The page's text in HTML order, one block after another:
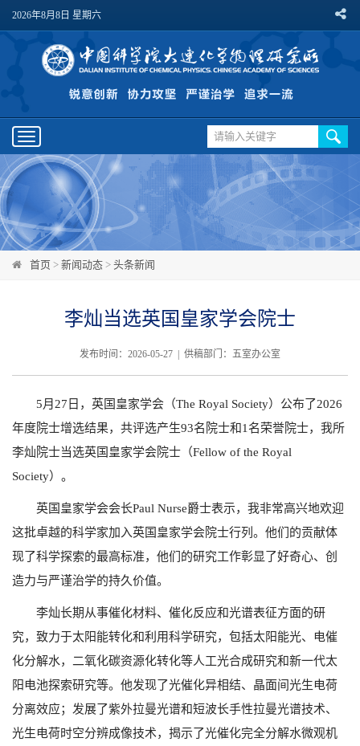
2026年8月8日 星期六
Toggle
navigation
首页 > 新闻动态 > 头条新闻
李灿当选英国皇家学会院士
发布时间：2026-05-27 | 供稿部门：五室办公室
5月27日，英国皇家学会（The Royal Society）公布了2026
年度院士增选结果，共评选产生93名院士和1名荣誉院士，我所
李灿院士当选英国皇家学会院士（Fellow of the Royal
Society）。
英国皇家学会会长Paul Nurse爵士表示，我非常高兴地欢迎
这批卓越的科学家加入英国皇家学会院士行列。他们的贡献体
现了科学探索的最高标准，他们的研究工作彰显了好奇心、创
造力与严谨治学的持久价值。
李灿长期从事催化材料、催化反应和光谱表征方面的研
究，致力于太阳能转化和利用科学研究，包括太阳能光、电催
化分解水，二氧化碳资源化转化等人工光合成研究和新一代太
阳电池探索研究等。他发现了光催化异相结、晶面间光生电荷
分离效应；发展了紫外拉曼光谱和短波长手性拉曼光谱技术、
光生电荷时空分辨成像技术，揭示了光催化完全分解水微观机